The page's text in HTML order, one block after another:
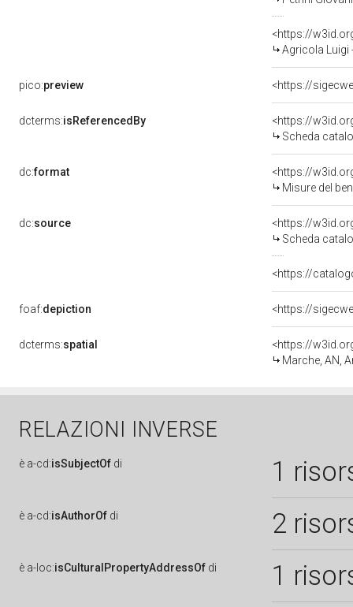
<https://
Agricola Luigi
pico:preview <https://
dcterms:isReferencedBy
<https://
Scheda
dc:format
<https://
Misure del
dc:source
<https://
Scheda
<https://
foaf:depiction <https://
dcterms:spatial
<https://
Marche, AN,
RELAZIONI INVERSE
è a-cd:isSubjectOf di 1
è a-cd:isAuthorOf di 2
è a-loc:isCulturalPropertyAddressOf di 1